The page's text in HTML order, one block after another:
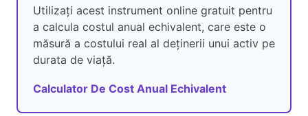
Utilizați acest instrument online gratuit pentru
a calcula costul anual echivalent, care este o
măsură a costului real al deținerii unui activ pe
durata de viață.
Calculator De Cost Anual Echivalent